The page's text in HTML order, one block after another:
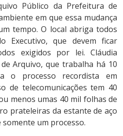
Público da Prefeitura de
em que essa mudança
tempo. O local abriga todos
Executivo, que devem ficar
exigidos por lei. Cláudia
Arquivo, que trabalha há 10
o processo recordista em
de telecomunicações tem 40
menos umas 40 mil folhas de
prateleiras da estante de aço
um processo.